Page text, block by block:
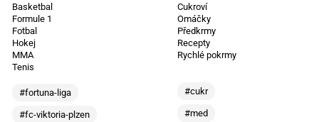
Basketbal
Formule 1
Fotbal
Hokej
MMA
Tenis
#fortuna-liga
#fc-viktoria-plzen
Cukroví
Omáčky
Předkrmy
Recepty
Rychlé pokrmy
#cukr
#med